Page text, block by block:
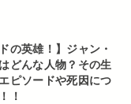
の英雄！】ジャン・
どんな人物？その生
ピソードや死因につ
！